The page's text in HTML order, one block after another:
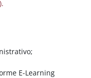
E-Learning